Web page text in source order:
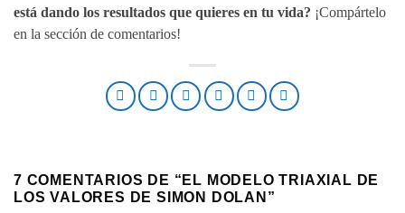
está dando los resultados que quieres en tu vida? ¡Compártelo
en la sección de comentarios!
7 COMENTARIOS DE “ EL MODELO TRIAXIAL DE
LOS VALORES DE SIMON DOLAN ”